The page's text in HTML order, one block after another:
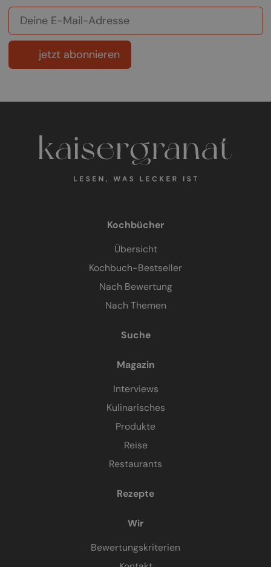
jetzt abonnieren
Kochbücher
Übersicht
Kochbuch-Bestseller
Nach Bewertung
Nach Themen
Suche
Magazin
Interviews
Kulinarisches
Produkte
Reise
Restaurants
Rezepte
Wir
Bewertungskriterien